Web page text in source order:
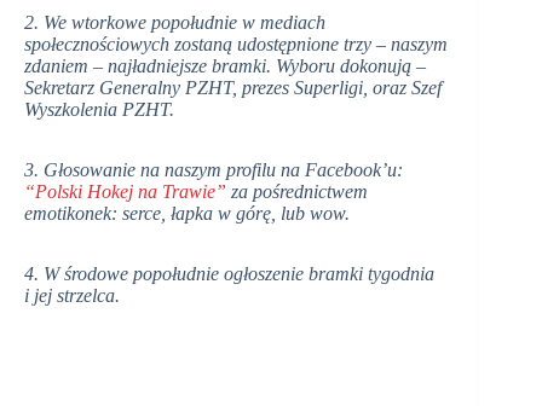
2. We wtorkowe popołudnie w mediach
społecznościowych zostaną udostępnione trzy – naszym
zdaniem – najładniejsze bramki. Wyboru dokonują –
Sekretarz Generalny PZHT, prezes Superligi, oraz Szef
Wyszkolenia PZHT.
3. Głosowanie na naszym profilu na Facebook’u:
“Polski Hokej na Trawie” za pośrednictwem
emotikonek: serce, łapka w górę, lub wow.
4. W środowe popołudnie ogłoszenie bramki tygodnia
i jej strzelca.